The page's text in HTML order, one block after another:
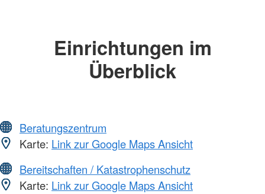
Einrichtungen im
Überblick
Beratungszentrum
Karte: Link zur Google Maps Ansicht
Bereitschaften / Katastrophenschutz
Karte: Link zur Google Maps Ansicht